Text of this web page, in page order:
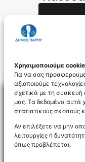
Χρησιμοποιούμε
Για να σας
αξιοποιούμε
σχετικά με τη συσκευή
μας. Τα δεδομένα αυτά
στατιστικούς σκοπούς
Αν επιλέξετε να μην
λειτουργίες ή
όπως προβλέπεται.